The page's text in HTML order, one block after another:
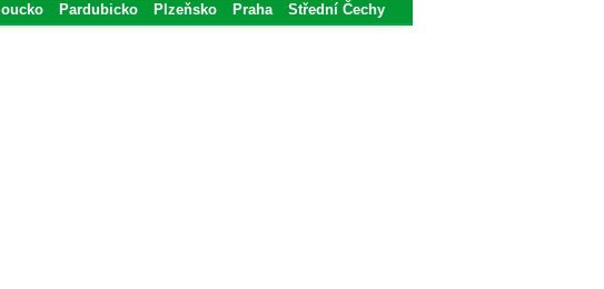
Pardubicko Plzeňsko Praha
Střední Čechy